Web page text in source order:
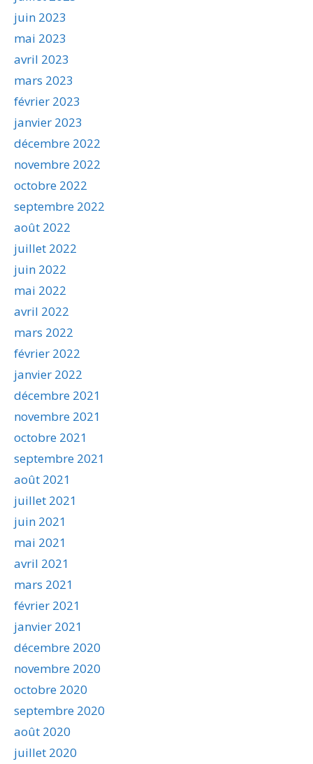
juin 2023
mai 2023
avril 2023
mars 2023
février 2023
janvier 2023
décembre 2022
novembre 2022
octobre 2022
septembre 2022
août 2022
juillet 2022
juin 2022
mai 2022
avril 2022
mars 2022
février 2022
janvier 2022
décembre 2021
novembre 2021
octobre 2021
septembre 2021
août 2021
juillet 2021
juin 2021
mai 2021
avril 2021
mars 2021
février 2021
janvier 2021
décembre 2020
novembre 2020
octobre 2020
septembre 2020
août 2020
juillet 2020